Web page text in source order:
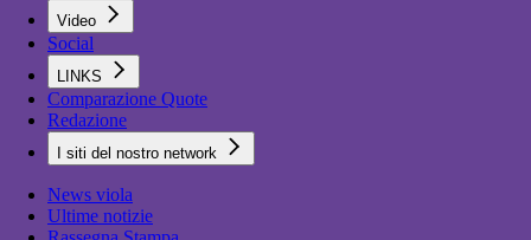
Video
Social
LINKS
Comparazione Quote
Redazione
I siti del nostro network
News viola
Ultime notizie